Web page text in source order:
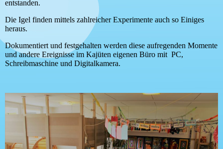
entstanden.
Die Igel finden mittels zahlreicher Experimente auch so Einiges
heraus.
Dokumentiert und festgehalten werden diese aufregenden Momente
und andere Ereignisse im Kajüten eigenen Büro mit PC,
Schreibmaschine und Digitalkamera.